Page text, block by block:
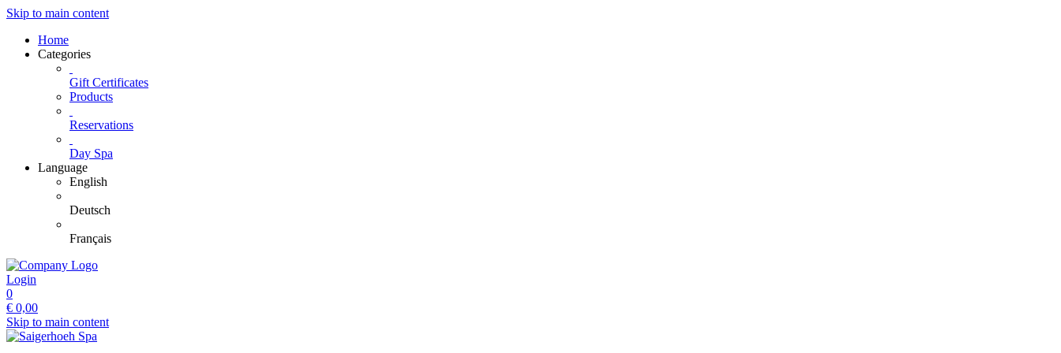
Skip to main content
Home
Categories
Gift Certificates
Products
Reservations
Day Spa
Language
English
Deutsch
Français
Login
0
€ 0,00
Skip to main content